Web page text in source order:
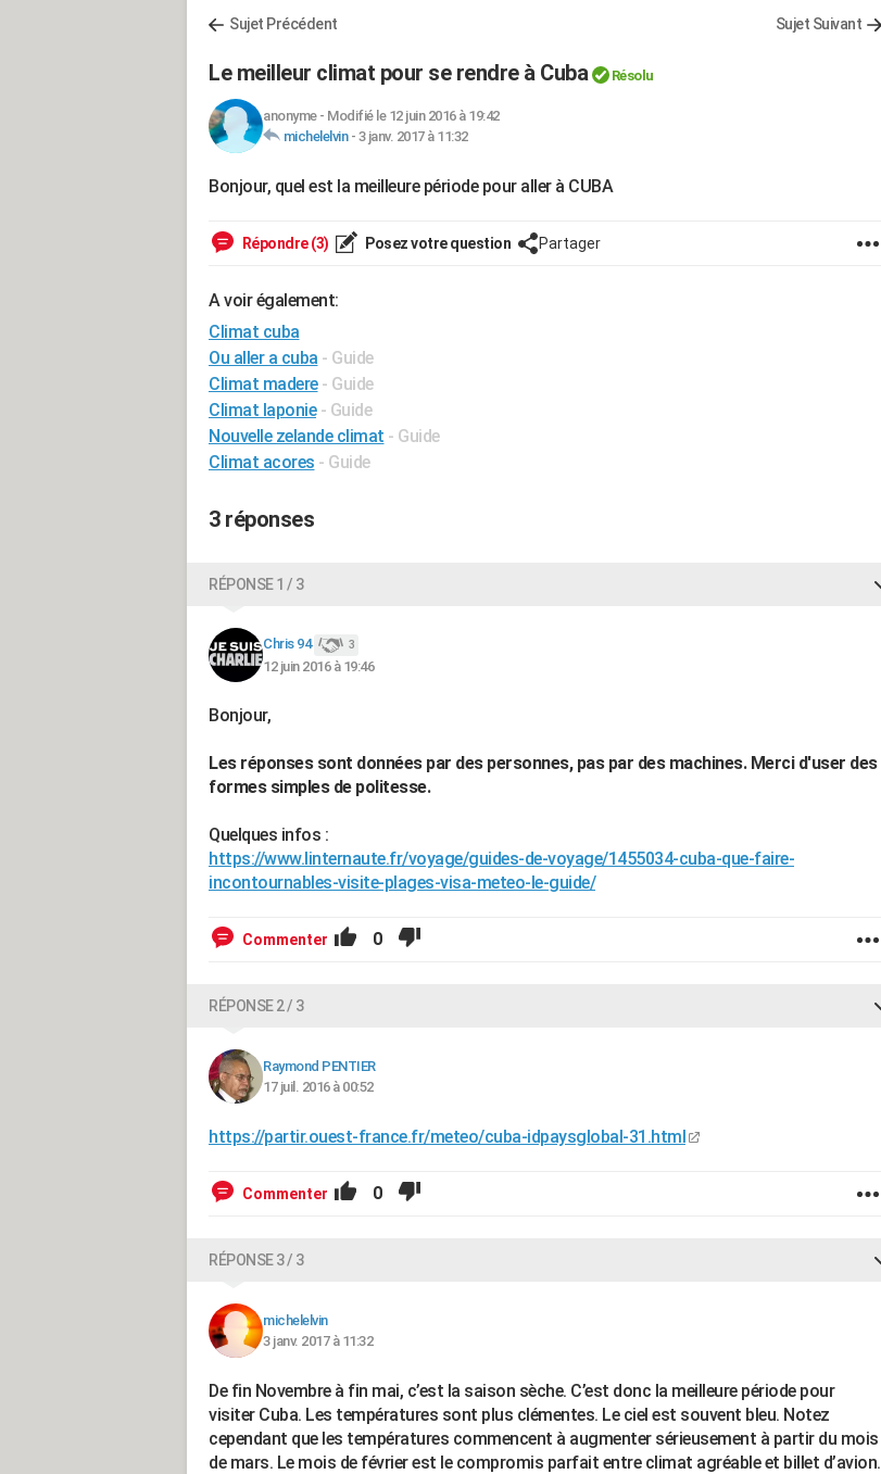
Sujet Précédent Sujet Suivant
Le meilleur climat pour se rendre à Cuba Résolu
anonyme- Modifié le 12 juin 2016 à 19:42
michelelvin- 3 janv. 2017 à 11:32
Bonjour, quel est la meilleure période pour aller à CUBA
Répondre (3) Posez votre question Partager
A voir également:
Climat cuba
Ou aller a cuba - Guide
Climat madere - Guide
Climat laponie - Guide
Nouvelle zelande climat - Guide
Climat acores - Guide
3 réponses
RÉPONSE 1 / 3
Chris 94 3
12 juin 2016 à 19:46
Bonjour,
Les réponses sont données par des personnes, pas par des machines. Merci d'user des
formes simples de politesse.
Quelques infos :
https://www.linternaute.fr/voyage/guides-de-voyage/1455034-cuba-que-faire-
incontournables-visite-plages-visa-meteo-le-guide/
Commenter 0
RÉPONSE 2 / 3
Raymond PENTIER
17 juil. 2016 à 00:52
https://partir.ouest-france.fr/meteo/cuba-idpaysglobal-31.html
Commenter 0
RÉPONSE 3 / 3
michelelvin
3 janv. 2017 à 11:32
De fin Novembre à fin mai, c’est la saison sèche. C’est donc la meilleure période pour
visiter Cuba. Les températures sont plus clémentes. Le ciel est souvent bleu. Notez
cependant que les températures commencent à augmenter sérieusement à partir du mois
de mars. Le mois de février est le compromis parfait entre climat agréable et billet d’avion.